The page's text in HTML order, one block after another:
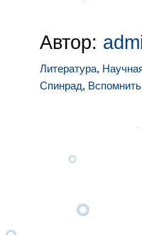
Автор:
Литература,
Спинрад,